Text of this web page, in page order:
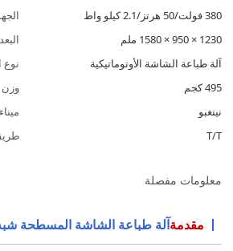
380 فولت/50 هرتز/2.1 كيلو واط
البعد
1230 × 950 × 1580 ملم
نوع
آلة طباعة الشاشة الأوتوماتيكية
وزن
495 كجم
ميناء
نينغبو
T/T
معلومات مفصلة
مقدمةآلة طباعة الشاشة المسطحة شبه